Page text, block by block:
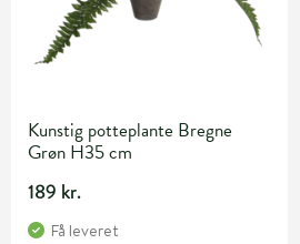
Kunstig potteplante Bregne
Grøn H35 cm
189 kr.
Få leveret